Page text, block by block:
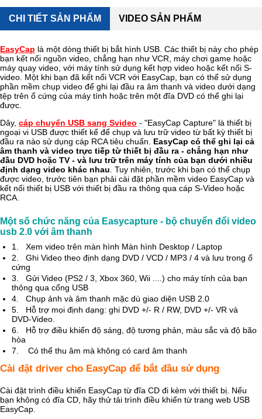
CHI TIẾT SẢN PHẨM VIDEO SẢN PHẨM
EasyCap là một dòng thiết bị bắt hình USB. Các thiết bị này cho phép
bạn kết nối nguồn video, chẳng hạn như VCR, máy chơi game hoặc
máy quay video, với máy tính sử dụng kết hợp video hoặc kết nối S-
video. Một khi bạn đã kết nối VCR với EasyCap, bạn có thể sử dụng
phần mềm chụp video để ghi lại đầu ra âm thanh và video dưới dạng
tệp trên ổ cứng của máy tính hoặc trên một đĩa DVD có thể ghi lại
được.
Dây, cáp chuyển USB sang Svideo - "EasyCap Capture" là thiết bị
ngoại vi USB được thiết kế để chụp và lưu trữ video từ bất kỳ thiết bị
đầu ra nào sử dụng cáp RCA tiêu chuẩn. EasyCap có thể ghi lại cả
âm thanh và video trực tiếp từ thiết bị đầu ra - chẳng hạn như
đầu DVD hoặc TV - và lưu trữ trên máy tính của bạn dưới nhiều
định dạng video khác nhau . Tuy nhiên, trước khi bạn có thể chụp
được video, trước tiên bạn phải cài đặt phần mềm video EasyCap và
kết nối thiết bị USB với thiết bị đầu ra thông qua cáp S-Video hoặc
RCA.
Một số chức năng của Easycapture - bộ chuyển đổi video
usb 2.0 với âm thanh
1.
Xem video trên màn hình Màn hình Desktop / Laptop
2.
Ghi Video theo định dạng DVD / VCD / MP3 / 4 và lưu trong ổ
cứng
3.
Gửi Video (PS2 / 3, Xbox 360, Wii ....) cho máy tính của bạn
thông qua cổng USB
4.
Chụp ảnh và âm thanh mặc dù giao diện USB 2.0
5.
Hỗ trợ mọi định dạng: ghi DVD +/- R / RW, DVD +/- VR và
DVD-Video.
6.
Hỗ trợ điều khiển độ sáng, độ tương phản, màu sắc và độ bão
hòa
7. Có thể thu âm mà không có card âm thanh
Cài đặt driver cho EasyCap để bắt đầu sử dụng
Cài đặt trình điều khiển EasyCap từ đĩa CD đi kèm với thiết bị. Nếu
bạn không có đĩa CD, hãy thử tải trình điều khiển từ trang web USB
EasyCap.